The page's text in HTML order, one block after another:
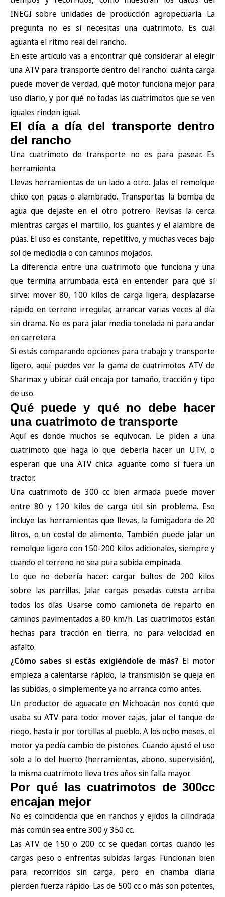
INEGI sobre unidades de producción agropecuaria. La
pregunta no es si necesitas una cuatrimoto. Es cuál
aguanta el ritmo real del rancho.
En este artículo vas a encontrar qué considerar al elegir
una ATV para transporte dentro del rancho: cuánta carga
puede mover de verdad, qué motor funciona mejor para
uso diario, y por qué no todas las cuatrimotos que se ven
iguales rinden igual.
El día a día del transporte dentro
del rancho
Una cuatrimoto de transporte no es para pasear. Es
herramienta.
Llevas herramientas de un lado a otro. Jalas el remolque
chico con pacas o alambrado. Transportas la bomba de
agua que dejaste en el otro potrero. Revisas la cerca
mientras cargas el martillo, los guantes y el alambre de
púas. El uso es constante, repetitivo, y muchas veces bajo
sol de mediodía o con caminos mojados.
La diferencia entre una cuatrimoto que funciona y una
que termina arrumbada está en entender para qué sí
sirve: mover 80, 100 kilos de carga ligera, desplazarse
rápido en terreno irregular, arrancar varias veces al día
sin drama. No es para jalar media tonelada ni para andar
en carretera.
Si estás comparando opciones para trabajo y transporte
ligero, aquí puedes ver la gama de cuatrimotos ATV de
Sharmax y ubicar cuál encaja por tamaño, tracción y tipo
de uso.
Qué puede y qué no debe hacer
una cuatrimoto de transporte
Aquí es donde muchos se equivocan. Le piden a una
cuatrimoto que haga lo que debería hacer un UTV, o
esperan que una ATV chica aguante como si fuera un
tractor.
Una cuatrimoto de 300 cc bien armada puede mover
entre 80 y 120 kilos de carga útil sin problema. Eso
incluye las herramientas que llevas, la fumigadora de 20
litros, o un costal de alimento. También puede jalar un
remolque ligero con 150-200 kilos adicionales, siempre y
cuando el terreno no sea pura subida empinada.
Lo que no debería hacer: cargar bultos de 200 kilos
sobre las parrillas. Jalar cargas pesadas cuesta arriba
todos los días. Usarse como camioneta de reparto en
caminos pavimentados a 80 km/h. Las cuatrimotos están
hechas para tracción en tierra, no para velocidad en
asfalto.
¿Cómo sabes si estás exigiéndole de más? El motor
empieza a calentarse rápido, la transmisión se queja en
las subidas, o simplemente ya no arranca como antes.
Un productor de aguacate en Michoacán nos contó que
usaba su ATV para todo: mover cajas, jalar el tanque de
riego, hasta ir por tortillas al pueblo. A los ocho meses, el
motor ya pedía cambio de pistones. Cuando ajustó el uso
solo a lo del huerto (herramientas, abono, supervisión),
la misma cuatrimoto lleva tres años sin falla mayor.
Por qué las cuatrimotos de 300cc
encajan mejor
No es coincidencia que en ranchos y ejidos la cilindrada
más común sea entre 300 y 350 cc.
Las ATV de 150 o 200 cc se quedan cortas cuando les
cargas peso o enfrentas subidas largas. Funcionan bien
para recorridos sin carga, pero en chamba diaria
pierden fuerza rápido. Las de 500 cc o más son potentes,